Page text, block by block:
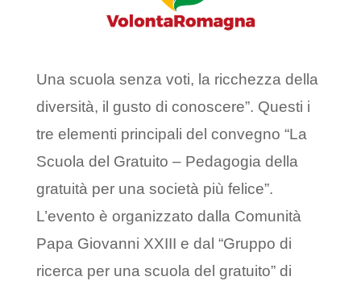
Una scuola senza voti, la ricchezza della
diversità, il gusto di conoscere”. Questi i
tre elementi principali del convegno “La
Scuola del Gratuito – Pedagogia della
gratuità per una società più felice”.
L’evento è organizzato dalla Comunità
Papa Giovanni XXIII e dal “Gruppo di
ricerca per una scuola del gratuito” di